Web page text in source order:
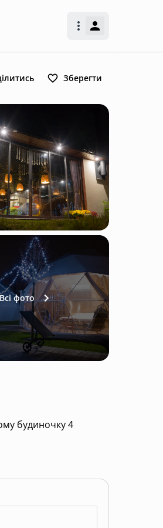
Зберегти
Всі фото
будиночку 4
стіл, настільні